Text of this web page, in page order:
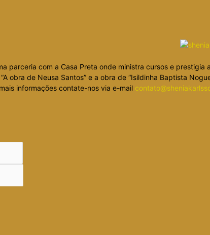
parceria com a Casa Preta onde ministra cursos e
obra de Neusa Santos” e a obra de “Isildinha Baptista
informações contate-nos via e-mail